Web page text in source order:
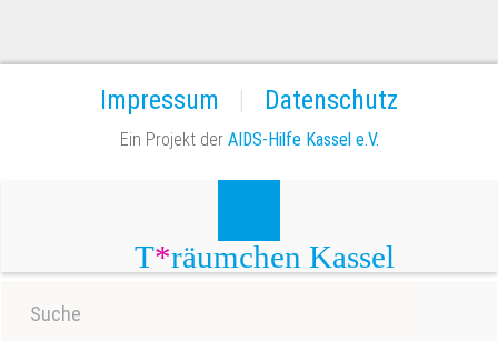
Impressum Datenschutz
Ein Projekt der AIDS-Hilfe Kassel e.V.
T*räumchen Kassel